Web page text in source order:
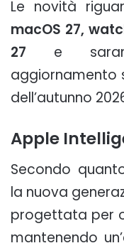
Le novità
macOS 27,
27 e
aggiornamento
dell’autunno
Apple
Secondo
la nuova
progettata per
mantenendo